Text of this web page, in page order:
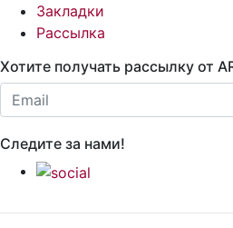
Закладки
Рассылка
Хотите получать рассылку от
Email:
Следите за нами!